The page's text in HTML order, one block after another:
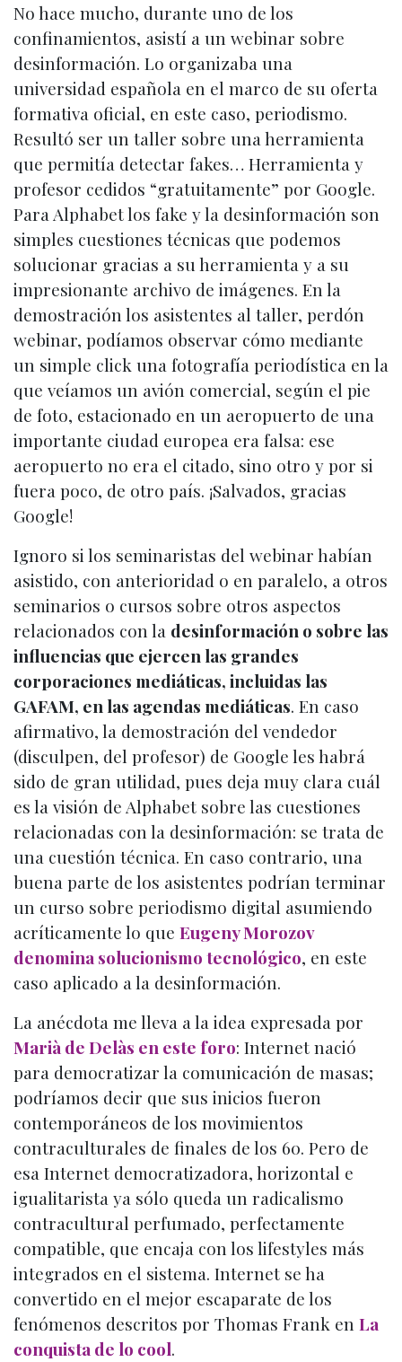
No hace mucho, durante uno de los
confinamientos, asistí a un webinar sobre
desinformación. Lo organizaba una
universidad española en el marco de su oferta
formativa oficial, en este caso, periodismo.
Resultó ser un taller sobre una herramienta
que permitía detectar fakes… Herramienta y
profesor cedidos “gratuitamente” por Google.
Para Alphabet los fake y la desinformación son
simples cuestiones técnicas que podemos
solucionar gracias a su herramienta y a su
impresionante archivo de imágenes. En la
demostración los asistentes al taller, perdón
webinar, podíamos observar cómo mediante
un simple click una fotografía periodística en la
que veíamos un avión comercial, según el pie
de foto, estacionado en un aeropuerto de una
importante ciudad europea era falsa: ese
aeropuerto no era el citado, sino otro y por si
fuera poco, de otro país. ¡Salvados, gracias
Google!
Ignoro si los seminaristas del webinar habían
asistido, con anterioridad o en paralelo, a otros
seminarios o cursos sobre otros aspectos
relacionados con la desinformación o sobre las
influencias que ejercen las grandes
corporaciones mediáticas, incluidas las
GAFAM, en las agendas mediáticas. En caso
afirmativo, la demostración del vendedor
(disculpen, del profesor) de Google les habrá
sido de gran utilidad, pues deja muy clara cuál
es la visión de Alphabet sobre las cuestiones
relacionadas con la desinformación: se trata de
una cuestión técnica. En caso contrario, una
buena parte de los asistentes podrían terminar
un curso sobre periodismo digital asumiendo
acríticamente lo que Eugeny Morozov
denomina solucionismo tecnológico, en este
caso aplicado a la desinformación.
La anécdota me lleva a la idea expresada por
Marià de Delàs en este foro: Internet nació
para democratizar la comunicación de masas;
podríamos decir que sus inicios fueron
contemporáneos de los movimientos
contraculturales de finales de los 60. Pero de
esa Internet democratizadora, horizontal e
igualitarista ya sólo queda un radicalismo
contracultural perfumado, perfectamente
compatible, que encaja con los lifestyles más
integrados en el sistema. Internet se ha
convertido en el mejor escaparate de los
fenómenos descritos por Thomas Frank enLa
conquista de lo cool.